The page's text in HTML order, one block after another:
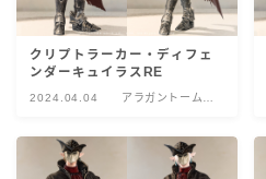
クリプトラーカー・ディフェ
ンダーキュイラスRE
2024.04.04
アラガントームス